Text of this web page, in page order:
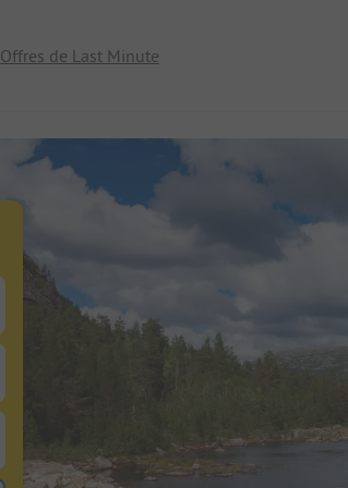
Offres de Last Minute